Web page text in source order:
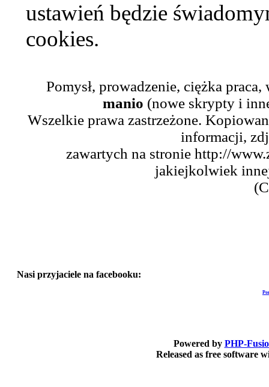
ustawień będzie
cookies.
Pomysł, prowadzenie, ciężka
manio (nowe skrypty i
Wszelkie prawa zastrzeżone.
informacji,
zawartych na stronie http://
jakiejkolwiek
Nasi przyjaciele na facebooku:
Powered by PHP-
Released as free software